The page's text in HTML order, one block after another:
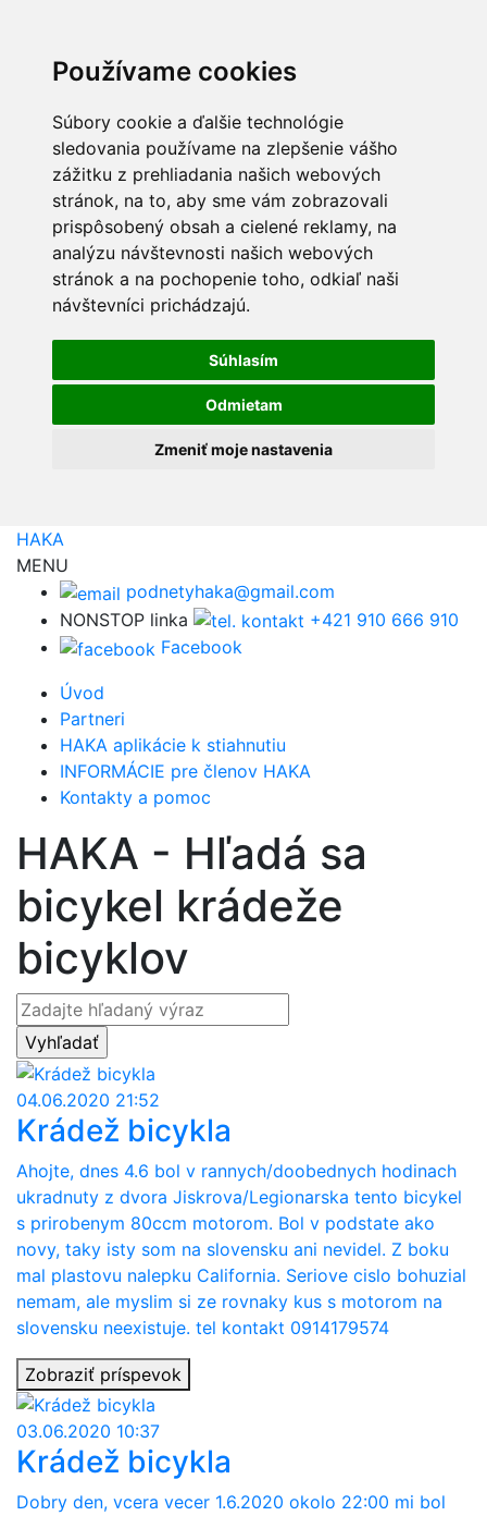
Používame cookies
Súbory cookie a ďalšie technológie
sledovania používame na zlepšenie vášho
zážitku z prehliadania našich webových
stránok, na to, aby sme vám zobrazovali
prispôsobený obsah a cielené reklamy, na
analýzu návštevnosti našich webových
stránok a na pochopenie toho, odkiaľ naši
návštevníci prichádzajú.
Súhlasím
Odmietam
Zmeniť moje nastavenia
HAKA
MENU
podnetyhaka@gmail.com
NONSTOP linka
+421 910 666 910
Facebook
Úvod
Partneri
HAKA aplikácie k stiahnutiu
INFORMÁCIE pre členov HAKA
Kontakty a pomoc
HAKA - Hľadá sa
bicykel krádeže
bicyklov
04.06.2020 21:52
Krádež bicykla
Ahojte, dnes 4.6 bol v rannych/doobednych hodinach
ukradnuty z dvora Jiskrova/Legionarska tento bicykel
s prirobenym 80ccm motorom. Bol v podstate ako
novy, taky isty som na slovensku ani nevidel. Z boku
mal plastovu nalepku California. Seriove cislo bohuzial
nemam, ale myslim si ze rovnaky kus s motorom na
slovensku neexistuje. tel kontakt 0914179574
Zobraziť príspevok
03.06.2020 10:37
Krádež bicykla
Dobry den, vcera vecer 1.6.2020 okolo 22:00 mi bol